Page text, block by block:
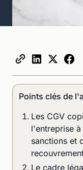
Points clés de
Les CGV
l'entreprise
sanctions et
Le cadre